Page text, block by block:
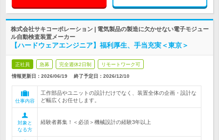
株式会社サキコーポレーション | 電気製品の製造に欠かせない電子モジュー
ル自動検査装置メーカー
【ハードウェアエンジニア】福利厚生、手当充実＜東京＞
正社員 急募 完全週休2日制 リモートワーク可
情報更新日：2026/06/19 終了予定日： 2026/12/10
仕事内容
工作部品やユニットの設計だけでなく、装置全体の企画・設計な
ど幅広くお任せします。
対象と
なる方
経験者募集！＜必須＞機械設計の経験3年以上